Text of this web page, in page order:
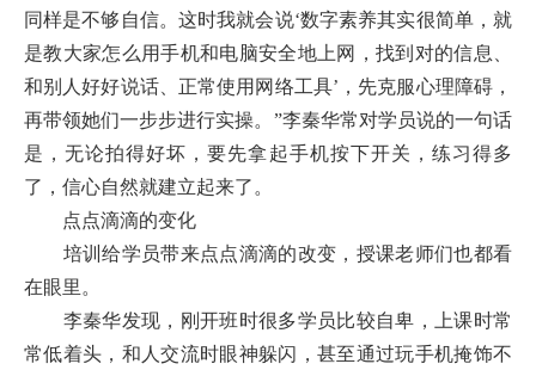
同样是不够自信。这时我就会说‘数字素养其实很简单，就
是教大家怎么用手机和电脑安全地上网，找到对的信息、
和别人好好说话、正常使用网络工具’，先克服心理障碍，
再带领她们一步步进行实操。”李秦华常对学员说的一句话
是，无论拍得好坏，要先拿起手机按下开关，练习得多
了，信心自然就建立起来了。
点点滴滴的变化
培训给学员带来点点滴滴的改变，授课老师们也都看
在眼里。
李秦华发现，刚开班时很多学员比较自卑，上课时常
常低着头，和人交流时眼神躲闪，甚至通过玩手机掩饰不